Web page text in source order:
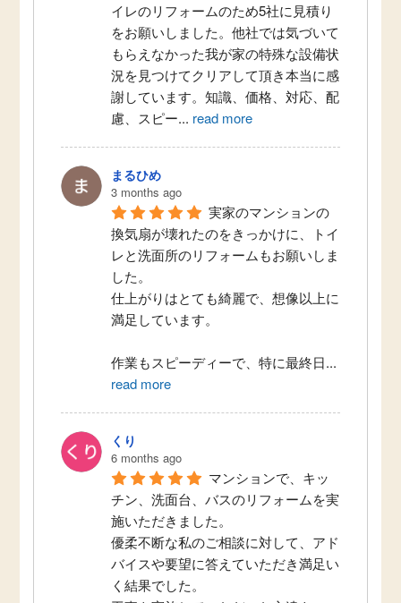
イレのリフォームのため5社に見積り
をお願いしました。他社では気づいて
もらえなかった我が家の特殊な設備状
況を見つけてクリアして頂き本当に感
謝しています。知識、価格、対応、配
慮、スピー... read more
まるひめ
3 months ago
実家のマンションの
換気扇が壊れたのをきっかけに、トイ
レと洗面所のリフォームもお願いしま
した。
仕上がりはとても綺麗で、想像以上に
満足しています。
作業もスピーディーで、特に最終日...
read more
くり
6 months ago
マンションで、キッ
チン、洗面台、バスのリフォームを実
施いただきました。
優柔不断な私のご相談に対して、アド
バイスや要望に答えていただき満足い
く結果でした。